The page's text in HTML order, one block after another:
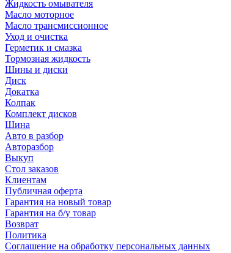
Жидкость омывателя
Масло моторное
Масло трансмиссионное
Уход и очистка
Герметик и смазка
Тормозная жидкость
Шины и диски
Диск
Докатка
Колпак
Комплект дисков
Шина
Авто в разбор
Авторазбор
Выкуп
Стол заказов
Клиентам
Публичная оферта
Гарантия на новый товар
Гарантия на б/у товар
Возврат
Политика
Соглашение на обработку персональных данных